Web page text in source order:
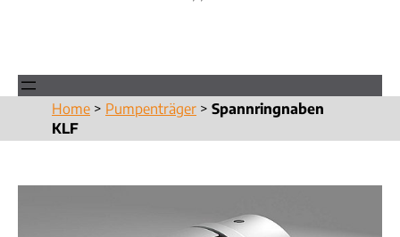
Home > Pumpenträger > Spannringnaben
KLF